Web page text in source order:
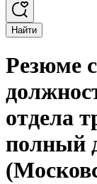
Найти
Резюме
отдела
полный